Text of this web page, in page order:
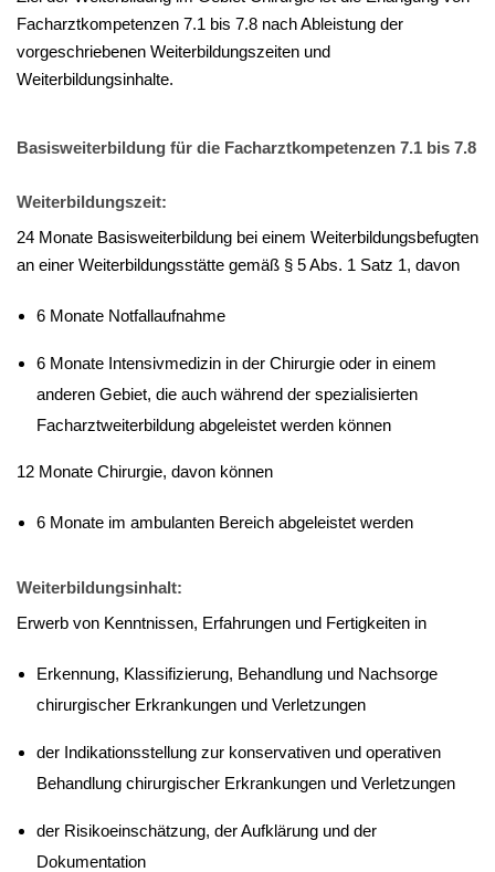
Facharztkompetenzen 7.1 bis 7.8 nach Ableistung der
vorgeschriebenen Weiterbildungszeiten und
Weiterbildungsinhalte.
Basisweiterbildung für die Facharztkompetenzen 7.1 bis 7.8
Weiterbildungszeit:
24 Monate Basisweiterbildung bei einem Weiterbildungsbefugten
an einer Weiterbildungsstätte gemäß § 5 Abs. 1 Satz 1, davon
6 Monate Notfallaufnahme
6 Monate Intensivmedizin in der Chirurgie oder in einem
anderen Gebiet, die auch während der spezialisierten
Facharztweiterbildung abgeleistet werden können
12 Monate Chirurgie, davon können
6 Monate im ambulanten Bereich abgeleistet werden
Weiterbildungsinhalt:
Erwerb von Kenntnissen, Erfahrungen und Fertigkeiten in
Erkennung, Klassifizierung, Behandlung und Nachsorge
chirurgischer Erkrankungen und Verletzungen
der Indikationsstellung zur konservativen und operativen
Behandlung chirurgischer Erkrankungen und Verletzungen
der Risikoeinschätzung, der Aufklärung und der
Dokumentation